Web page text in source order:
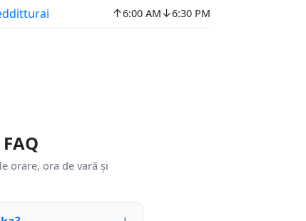
↑6:00 AM↓6:30 PM
orare, ora de vară și